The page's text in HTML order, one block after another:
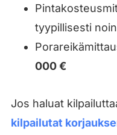
tyypillisesti noin
000 €
Jos haluat
kilpailutat